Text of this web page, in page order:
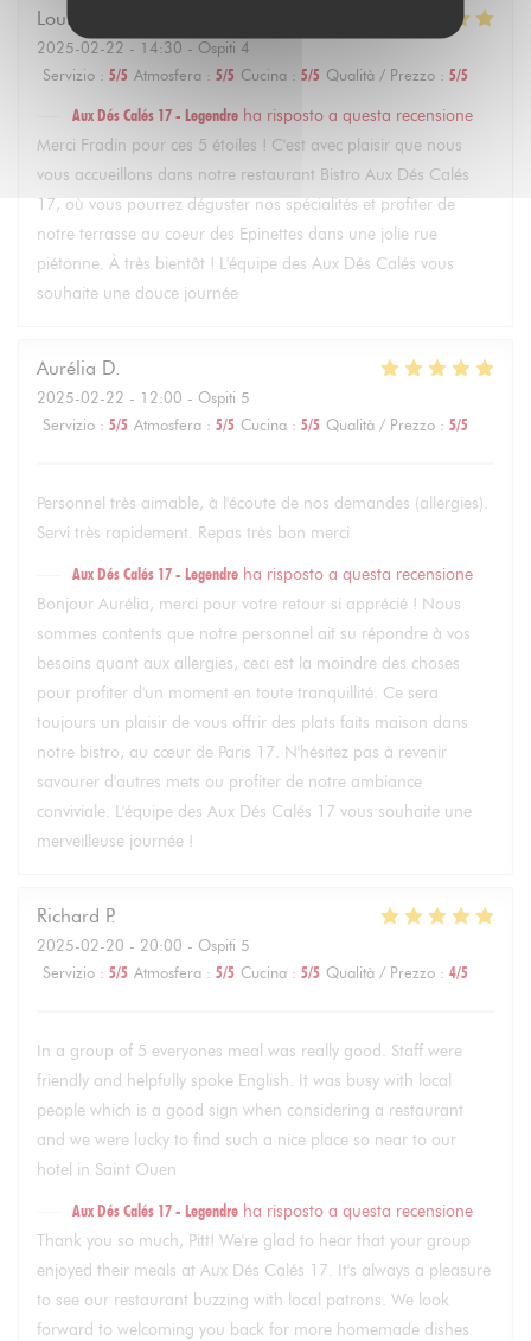
Louise
2025-02-22 - 14:30 - Ospiti 4
Servizio : 5/5 Atmosfera : 5/5 Cucina : 5/5 Qualità / Prezzo : 5/5
Aux Dés Calés 17 - Legendre ha risposto a questa recensione
Merci Fradin pour ces 5 étoiles ! C'est avec plaisir que nous
vous accueillons dans notre restaurant Bistro Aux Dés Calés
17, où vous pourrez déguster nos spécialités et profiter de
notre terrasse au coeur des Epinettes dans une jolie rue
piétonne. À très bientôt ! L'équipe des Aux Dés Calés vous
souhaite une douce journée
Aurélia D
2025-02-22 - 12:00 - Ospiti 5
Servizio : 5/5 Atmosfera : 5/5 Cucina : 5/5 Qualità / Prezzo : 5/5
Personnel très aimable, à l'écoute de nos demandes (allergies).
Servi très rapidement. Repas très bon merci
Aux Dés Calés 17 - Legendre ha risposto a questa recensione
Bonjour Aurélia, merci pour votre retour si apprécié ! Nous
sommes contents que notre personnel ait su répondre à vos
besoins quant aux allergies, ceci est la moindre des choses
pour profiter d'un moment en toute tranquillité. Ce sera
toujours un plaisir de vous offrir des plats faits maison dans
notre bistro, au cœur de Paris 17. N'hésitez pas à revenir
savourer d'autres mets ou profiter de notre ambiance
conviviale. L'équipe des Aux Dés Calés 17 vous souhaite une
merveilleuse journée !
Richard P
2025-02-20 - 20:00 - Ospiti 5
Servizio : 5/5 Atmosfera : 5/5 Cucina : 5/5 Qualità / Prezzo : 4/5
In a group of 5 everyones meal was really good. Staff were
friendly and helpfully spoke English. It was busy with local
people which is a good sign when considering a restaurant
and we were lucky to find such a nice place so near to our
hotel in Saint Ouen
Aux Dés Calés 17 - Legendre ha risposto a questa recensione
Thank you so much, Pitt! We're glad to hear that your group
enjoyed their meals at Aux Dés Calés 17. It's always a pleasure
to see our restaurant buzzing with local patrons. We look
forward to welcoming you back for more homemade dishes